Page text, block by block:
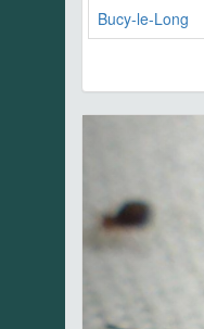
Bucy-le-Long